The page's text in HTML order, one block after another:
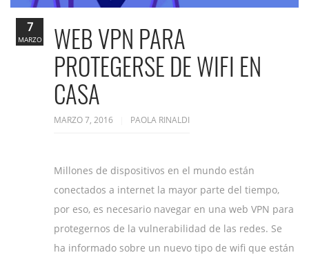
WEB VPN PARA
PROTEGERSE DE WIFI EN
CASA
MARZO 7, 2016 PAOLA RINALDI
Millones de dispositivos en el mundo están
conectados a internet la mayor parte del tiempo,
por eso, es necesario navegar en una web VPN para
protegernos de la vulnerabilidad de las redes. Se
ha informado sobre un nuevo tipo de wifi que están
7
MARZO